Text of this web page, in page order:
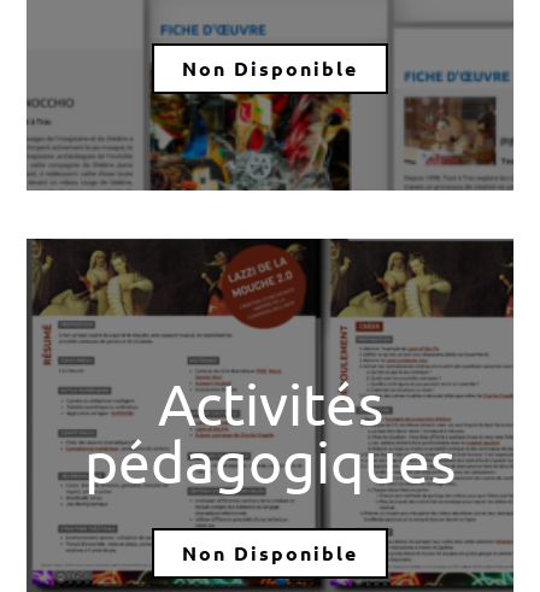
Non Disponible
Activités
pédagogiques
Non Disponible